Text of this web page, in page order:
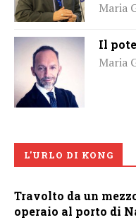
Maria
Il
Maria
L'URLO DI KONG
Travolto da un
operaio al porto di